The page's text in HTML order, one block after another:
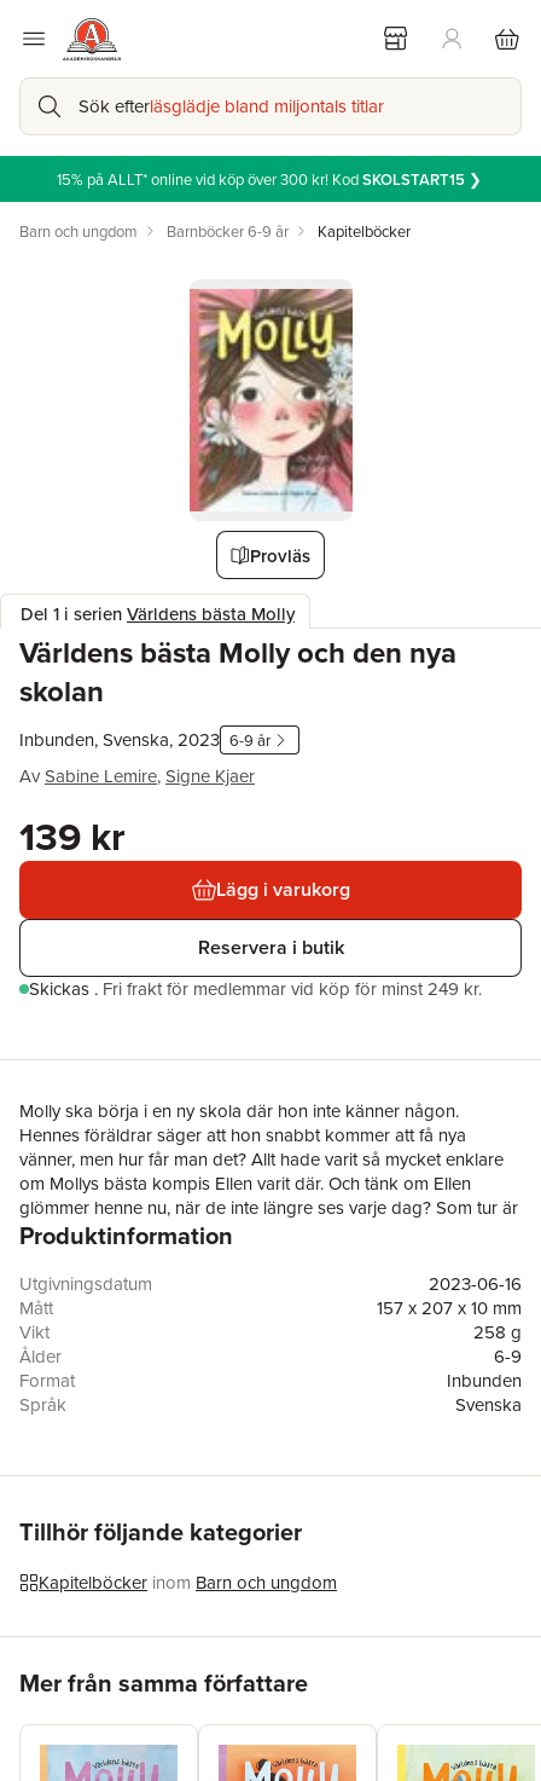
Sök efterläsglädje bland miljontals titlar
15% på ALLT* online vid köp över 300 kr! KodSKOLSTART15❯
Barn och ungdom Barnböcker 6-9 år Kapitelböcker
Provläs
Del 1 i serienVärldens bästa Molly
Världens bästa Molly och den nya
skolan
Inbunden, Svenska, 2023 6-9 år
AvSabine Lemire,Signe Kjaer
139 kr
Lägg i varukorg
Reservera i butik
Skickas . Fri frakt för medlemmar vid köp för minst 249 kr.
Molly ska börja i en ny skola där hon inte känner någon.
Hennes föräldrar säger att hon snabbt kommer att få nya
vänner, men hur får man det? Allt hade varit så mycket enklare
om Mollys bästa kompis Ellen varit där. Och tänk om Ellen
glömmer henne nu, när de inte längre ses varje dag? Som tur är
går det en tjej som verkar snäll i den nya klassen.
serie. De rikt illustrerade och fristående böckerna om Molly är
vardagsnära berättelser om vänskap och drömmar, och om att
ha världens mest irriterande och fantastiska lillebror.
Produktinformation
Utgivningsdatum
2023-06-16
Mått
157 x 207 x 10 mm
Vikt
258 g
Ålder
6-9
Format
Inbunden
Språk
Svenska
Antal sidor
74
Illustratör
Miljömärkning
Översättare
Tillhör följande kategorier
Kapitelböcker inom Barn och ungdom
Mer från samma författare